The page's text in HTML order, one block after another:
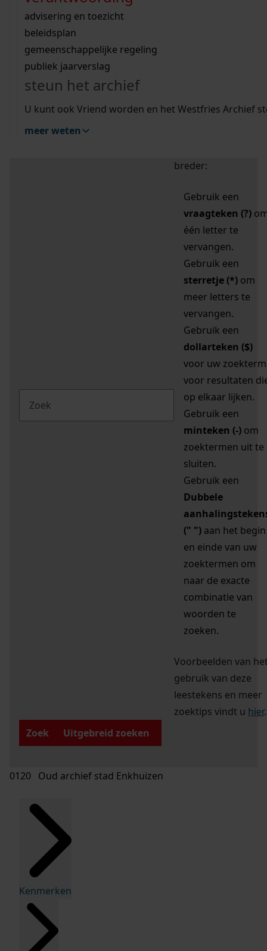
bouwvergunningen
omgevingsvergunningen
vergunningen
beeld en geluid
uitleg nodig?
Wij helpen u op weg met een aantal zoektips.
bekijk alle zoektips
Wij helpen u op weg met een aantal zoektips.
bekijk alle zoektips
bekijk ons geschiedenislokaal
advisering en toezicht
beleidsplan
gemeenschappelijke regeling
publiek jaarverslag
steun het archief
U kunt ook Vriend worden en het Westfries Archief
meer weten
zoektips
Mijn Studiezaal (inloggen)
uw zoekopdracht te
breder:
Gebruik een
vraagteken (?)
één letter te
vervangen.
Gebruik een
sterretje (*) om
meer letters te
vervangen.
Gebruik een
dollarteken ($)
voor uw zoekterm
voor resultaten
op elkaar lijken.
Gebruik een
minteken (-) om
zoektermen uit te
sluiten.
Gebruik een
Dubbele
(" ") aan het begin
en einde van uw
zoektermen om
naar de exacte
combinatie van
woorden te
zoeken.
Voorbeelden van
gebruik van deze
leestekens en meer
zoektips vindt u hier.
Zoek
Uitgebreid zoeken
0120 Oud archief stad Enkhuizen
Kenmerken